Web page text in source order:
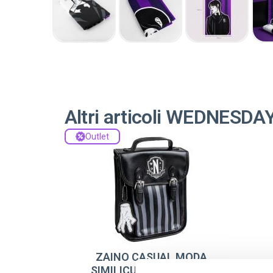
Altri articoli
Outlet
ZAINO CASUAL MODA
SIMILICUIR WEDNESDAY